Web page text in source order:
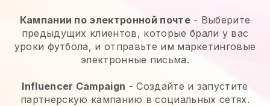
Кампании по электронной почте- Выберите
предыдущих клиентов, которые брали у вас
уроки футбола, и отправьте им маркетинговые
электронные письма.
Influencer Campaign - Создайте и запустите
партнерскую кампанию в социальных сетях.